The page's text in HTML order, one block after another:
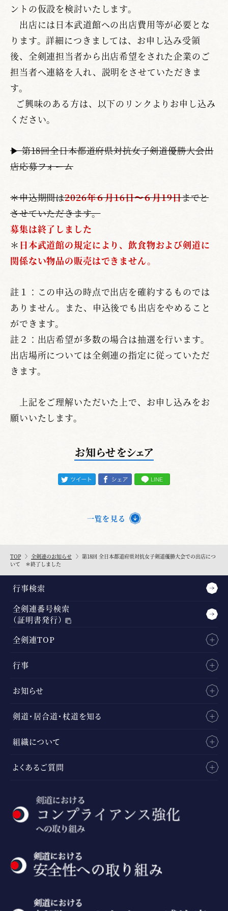
ントの仮設を検討いたします。
出店には日本武道館への出店費用等が必要とな
ります。詳細につきましては、お申し込み受領
後、全剣連担当者から出店希望をされた企業のご
担当者へ連絡を入れ、説明をさせていただきま
す。
ご興味のある方は、以下のリンクよりお申し込み
ください。
▶︎ 第18回全日本都道府県対抗女子剣道優勝大会出
店応募フォーム
＊申込期間は2026年６月16日〜６月19日までと
させていただきます。
募集は終了しました
＊ 日本武道館の規定により、飲食物および剣道に
関係ない物品の販売はできません。
註１：この申込の時点で出店を確約するものでは
ありません。また、申込後でも出店をやめること
ができます。
註２：出店希望が多数の場合は抽選を行います。
出店場所については全剣連の指定に従っていただ
きます。
上記をご理解いただいた上で、お申し込みをお
願いいたします。
お知らせをシェア
一覧を見る
TOP 全剣連のお知らせ
第18回 全日本都道府県対抗女子剣道優勝大会での出店につ
いて ＊終了しました
行事検索
全剣連番号検索
（証明書発行）
全剣連TOP
行事
お知らせ
剣道・居合道・杖道を知る
組織について
よくあるご質問